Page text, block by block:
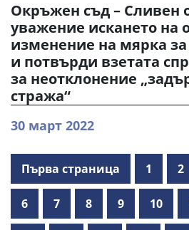
Окръжен съд – Сливен
уважение искането на
изменение на мярка
и потвърди взетата
за неотклонение
стража“
30 март 2022
Първа страница 1 2
6 7 8 9 10